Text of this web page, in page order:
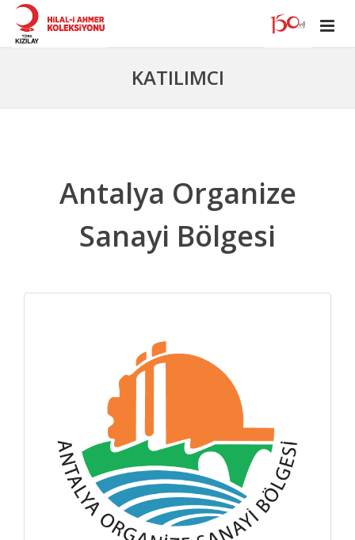
KATILIMCI
Antalya Organize
Sanayi Bölgesi